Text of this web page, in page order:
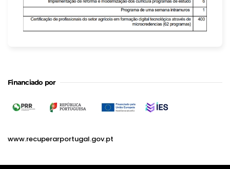
Financiado por
www.recuperarportugal.gov.pt